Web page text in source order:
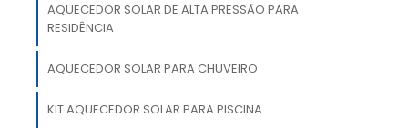
AQUECEDOR SOLAR DE ALTA PRESSÃO PARA
RESIDÊNCIA
AQUECEDOR SOLAR PARA CHUVEIRO
KIT AQUECEDOR SOLAR PARA PISCINA